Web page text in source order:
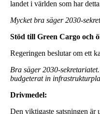
landet i världen som har
Mycket bra säger 2030-
Stöd till Green Cargo och
Regeringen beslutar om ett
Bra säger 2030-
budgeterat in
Drivmedel:
Den viktigaste satsningen